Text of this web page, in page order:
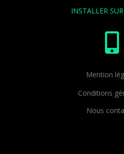
INSTALLER

Mention
Conditions
Nous